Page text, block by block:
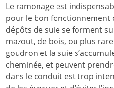
Le ramonage est
pour le bon fonctionnement
dépôts de suie se forment
mazout, de bois, ou plus
goudron et la suie
cheminée, et peuvent
dans le conduit est trop